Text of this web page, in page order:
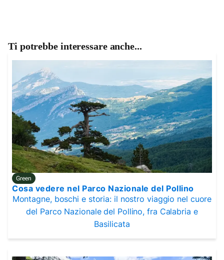
Ti potrebbe interessare anche...
Green
Cosa vedere nel Parco Nazionale del Pollino
Montagne, boschi e storia: il nostro viaggio nel cuore
del Parco Nazionale del Pollino, fra Calabria e
Basilicata